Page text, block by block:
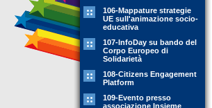
106-Mappature strategie
UE sull'animazione socio-
educativa
107-InfoDay su bando del
Corpo Europeo di
Solidarietà
108-Citizens Engagement
Platform
109-Evento presso
associazione Insieme